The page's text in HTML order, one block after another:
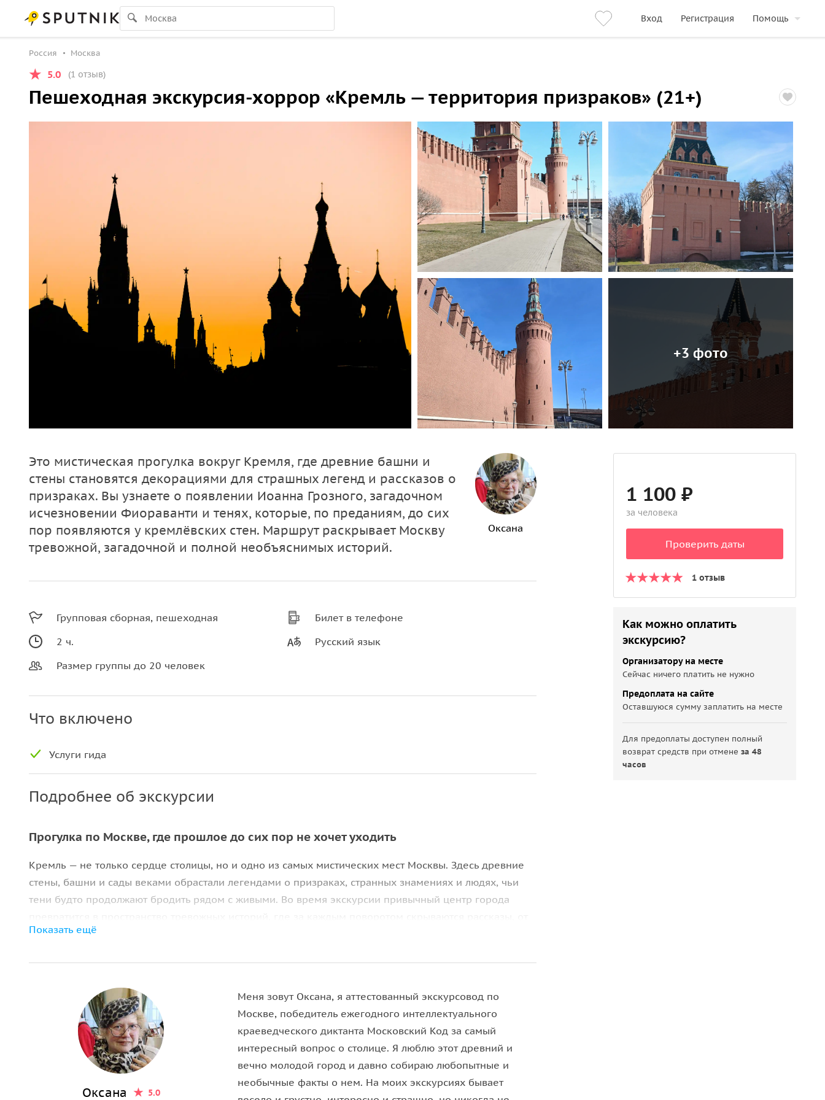
Вход Регистрация Помощь
Россия Москва
5.0 (1 отзыв)
Пешеходная экскурсия-хоррор «Кремль — территория призраков» (21+)
+3 фото
Это мистическая прогулка вокруг Кремля, где древние башни и
стены становятся декорациями для страшных легенд и рассказов о
призраках. Вы узнаете о появлении Иоанна Грозного, загадочном
исчезновении Фиораванти и тенях, которые, по преданиям, до сих
пор появляются у кремлёвских стен. Маршрут раскрывает Москву
тревожной, загадочной и полной необъяснимых историй.
Оксана
Групповая сборная, пешеходная
2 ч.
Размер группы до 20 человек
Билет в телефоне
Русский язык
Что включено
Услуги гида
Подробнее об экскурсии
Прогулка по Москве, где прошлое до сих пор не хочет уходить
Кремль — не только сердце столицы, но и одно из самых мистических мест Москвы. Здесь древние
стены, башни и сады веками обрастали легендами о призраках, странных знамениях и людях, чьи
тени будто продолжают бродить рядом с живыми. Во время экскурсии привычный центр города
которых становится не по себе.
«И бродят тени, и молят тени…» — строки Иннокентия Анненского особенно точно передают
государства, а как место, где история оставила слишком много страхов, загадок и необъяснимых
Башни Кремля и мрачные легенды старой Москвы
Вы узнаете, почему в древности Боровицкий холм называли Ведьминой горой, какая кремлёвская
башня за свою историю успела побывать и тюрьмой, и храмом, и колокольней, а также рядом с
Показать ещё
Оксана 5.0
Меня зовут Оксана, я аттестованный экскурсовод по
Москве, победитель ежегодного интеллектуального
краеведческого диктанта Московский Код за самый
интересный вопрос о столице. Я люблю этот древний и
вечно молодой город и давно собираю любопытные и
необычные факты о нем. На моих экскурсиях бывает
1 100 ₽
за человека
Проверить даты
1 отзыв
Как можно оплатить
экскурсию?
Организатору на месте
Сейчас ничего платить не нужно
Предоплата на сайте
Оставшуюся сумму заплатить на месте
Для предоплаты доступен полный
возврат средств при отменеза 48
часов